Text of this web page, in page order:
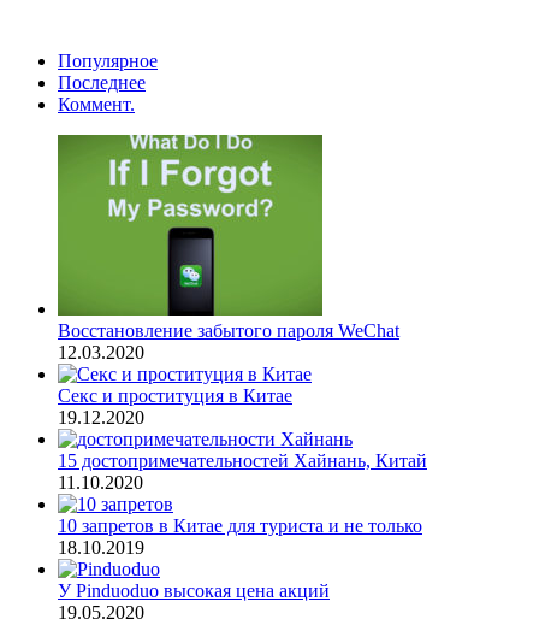
Популярное
Последнее
Коммент.
Восстановление забытого пароля WeChat
12.03.2020
Секс и проституция в Китае
19.12.2020
15 достопримечательностей Хайнань, Китай
11.10.2020
10 запретов в Китае для туриста и не только
18.10.2019
У Pinduoduo высокая цена акций
19.05.2020